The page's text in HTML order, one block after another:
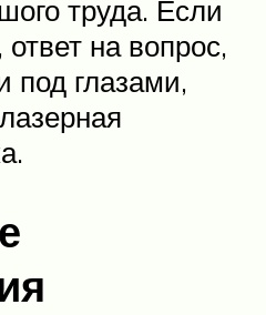
труда. Если
на вопрос,
под глазами,